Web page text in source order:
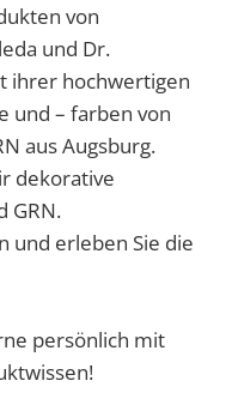
von
und Dr.
ihrer hochwertigen
und – farben von
aus Augsburg.
dekorative
GRN.
und erleben Sie die
persönlich mit